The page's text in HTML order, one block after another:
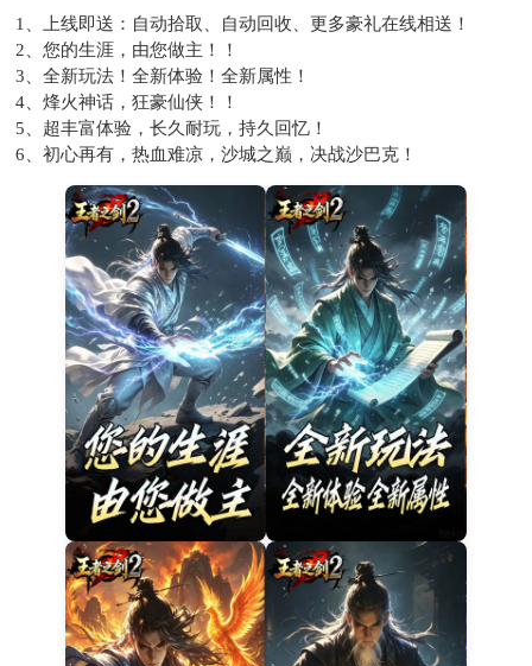
1、上线即送：自动拾取、自动回收、更多豪礼在线相送！
2、您的生涯，由您做主！！
3、全新玩法！全新体验！全新属性！
4、烽火神话，狂豪仙侠！！
5、超丰富体验，长久耐玩，持久回忆！
6、初心再有，热血难凉，沙城之巅，决战沙巴克！